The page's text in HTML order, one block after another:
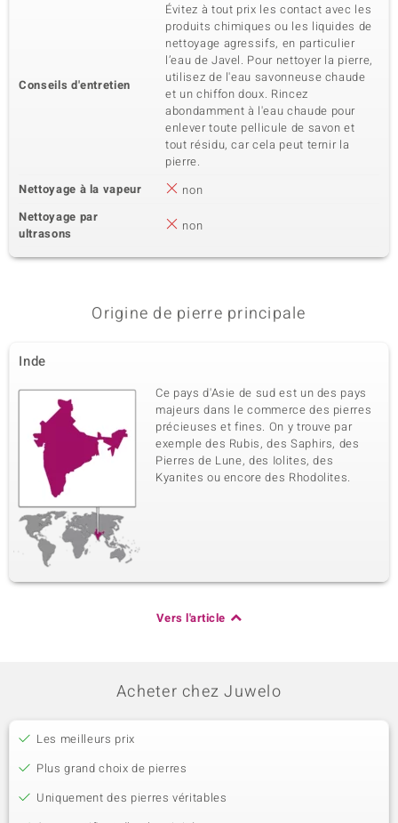
Conseils d'entretien
Évitez à tout prix les contact avec les
produits chimiques ou les liquides de
nettoyage agressifs, en particulier
l’eau de Javel. Pour nettoyer la pierre,
utilisez de l'eau savonneuse chaude
et un chiffon doux. Rincez
abondamment à l'eau chaude pour
enlever toute pellicule de savon et
tout résidu, car cela peut ternir la
pierre.
Nettoyage à la vapeur
non
Nettoyage par
ultrasons
non
Origine de pierre principale
Inde
Ce pays d'Asie de sud est un des pays
majeurs dans le commerce des pierres
précieuses et fines. On y trouve par
exemple des Rubis, des Saphirs, des
Pierres de Lune, des Iolites, des
Kyanites ou encore des Rhodolites.
Vers l'article
Acheter chez Juwelo
Les meilleurs prix
Plus grand choix de pierres
Uniquement des pierres véritables